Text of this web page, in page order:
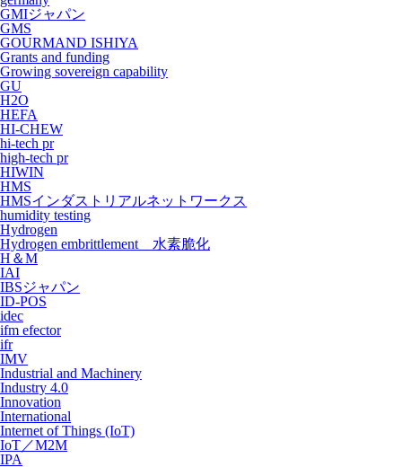
GMIジャパン
GMS
GOURMAND ISHIYA
Grants and funding
Growing sovereign capability
GU
H2O
HEFA
HI-CHEW
hi-tech pr
high-tech pr
HIWIN
HMS
HMSインダストリアルネットワークス
humidity testing
Hydrogen
Hydrogen embrittlement 水素脆化
H＆M
IAI
IBSジャパン
ID-POS
idec
ifm efector
ifr
IMV
Industrial and Machinery
Industry 4.0
Innovation
International
Internet of Things (IoT)
IoT／M2M
IPA